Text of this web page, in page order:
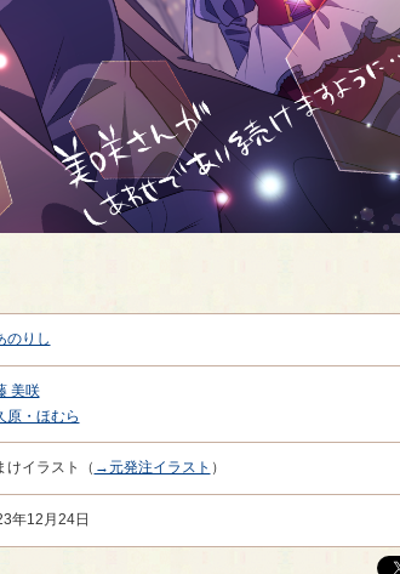
のりし
美咲
原・ほむら
けイラスト（ →元発注イラスト ）
年12月24日